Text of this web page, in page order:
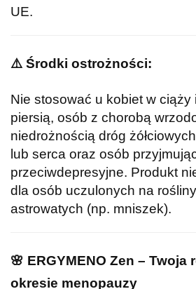
UE.
⚠️ Środki ostrożności:
Nie stosować u kobiet w ciąży
piersią, osób z chorobą
niedrożnością dróg
lub serca oraz osób
przeciwdepresyjne. Produkt
dla osób uczulonych na
astrowatych (np. mniszek).
🌸 ERGYMENO Zen – Twoja
okresie menopauzy